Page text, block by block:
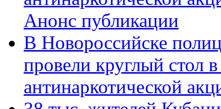
Анонс публикации
В Новороссийске
провели круглый стол
антинаркотической